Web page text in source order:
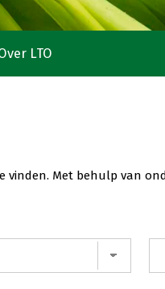
LTO
Met behulp van